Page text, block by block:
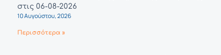
στις 06-08-2026
10 Αυγούστου, 2026
Περισσότερα »